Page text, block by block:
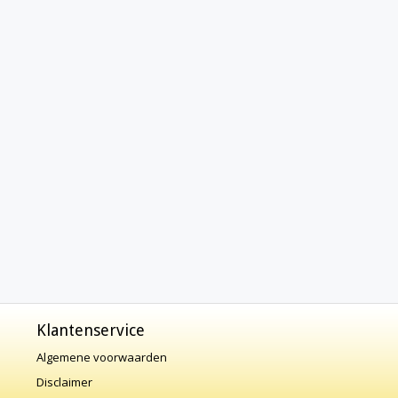
Klantenservice
Algemene voorwaarden
Disclaimer